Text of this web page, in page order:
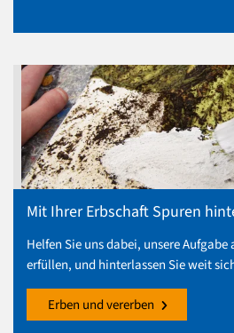
Mit Ihrer Erbschaft Spuren
Helfen Sie uns dabei, unsere
erfüllen, und hinterlassen Sie weit
Erben und vererben